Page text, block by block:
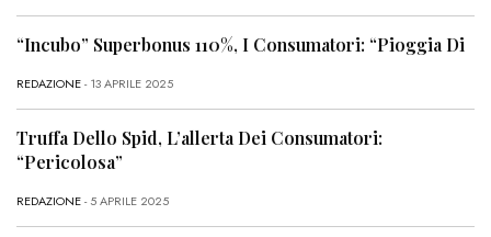
“Incubo” Superbonus 110%, I Consumatori: “Pioggia Di
REDAZIONE- 13 APRILE 2025
Truffa Dello Spid, L’allerta Dei Consumatori:
“Pericolosa”
REDAZIONE- 5 APRILE 2025